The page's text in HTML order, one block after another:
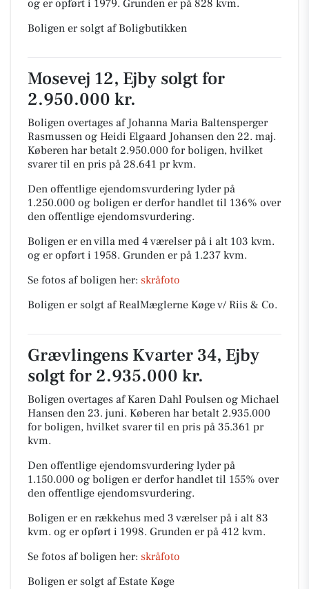
og er opført i 1979. Grunden er på 828 kvm.
Boligen er solgt af Boligbutikken
Mosevej 12, Ejby solgt for
2.950.000 kr.
Boligen overtages af Johanna Maria Baltensperger
Rasmussen og Heidi Elgaard Johansen den 22. maj.
Køberen har betalt 2.950.000 for boligen, hvilket
svarer til en pris på 28.641 pr kvm.
Den offentlige ejendomsvurdering lyder på
1.250.000 og boligen er derfor handlet til 136% over
den offentlige ejendomsvurdering.
Boligen er en villa med 4 værelser på i alt 103 kvm.
og er opført i 1958. Grunden er på 1.237 kvm.
Se fotos af boligen her: skråfoto
Boligen er solgt af RealMæglerne Køge v/ Riis & Co.
Grævlingens Kvarter 34, Ejby
solgt for 2.935.000 kr.
Boligen overtages af Karen Dahl Poulsen og Michael
Hansen den 23. juni. Køberen har betalt 2.935.000
for boligen, hvilket svarer til en pris på 35.361 pr
kvm.
Den offentlige ejendomsvurdering lyder på
1.150.000 og boligen er derfor handlet til 155% over
den offentlige ejendomsvurdering.
Boligen er en rækkehus med 3 værelser på i alt 83
kvm. og er opført i 1998. Grunden er på 412 kvm.
Se fotos af boligen her: skråfoto
Boligen er solgt af Estate Køge